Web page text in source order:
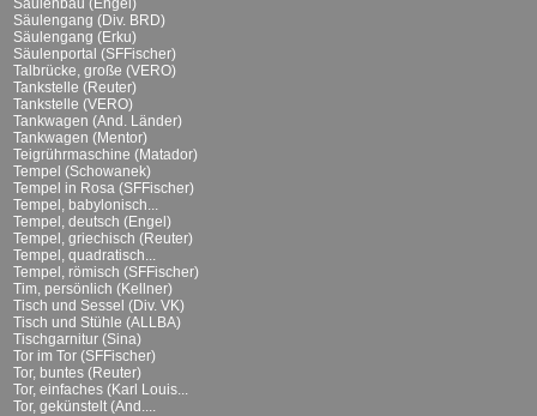
Säulenbau (Engel)
Säulengang (Div. BRD)
Säulengang (Erku)
Säulenportal (SFFischer)
Talbrücke, große (VERO)
Tankstelle (Reuter)
Tankstelle (VERO)
Tankwagen (And. Länder)
Tankwagen (Mentor)
Teigrührmaschine (Matador)
Tempel (Schowanek)
Tempel in Rosa (SFFischer)
Tempel, babylonisch...
Tempel, deutsch (Engel)
Tempel, griechisch (Reuter)
Tempel, quadratisch...
Tempel, römisch (SFFischer)
Tim, persönlich (Kellner)
Tisch und Sessel (Div. VK)
Tisch und Stühle (ALLBA)
Tischgarnitur (Sina)
Tor im Tor (SFFischer)
Tor, buntes (Reuter)
Tor, einfaches (Karl Louis...
Tor, gekünstelt (And....